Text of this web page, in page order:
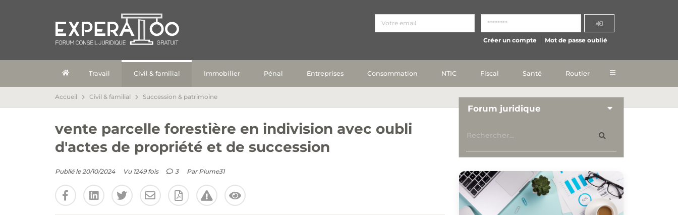
Créer un compte Mot de passe oublié
Travail Civil & familial Immobilier Pénal Entreprises Consommation NTIC Fiscal Santé Routier
Accueil Civil & familial Succession & patrimoine
vente parcelle forestière en indivision avec oubli
d'actes de propriété et de succession
Publié le 20/10/2024 Vu 1249 fois 3 Par Plume31
Forum juridique